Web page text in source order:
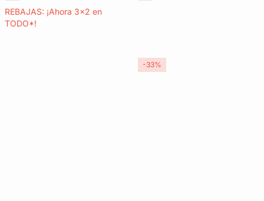
REBAJAS: ¡Ahora 3x2 en
TODO*!
-33%